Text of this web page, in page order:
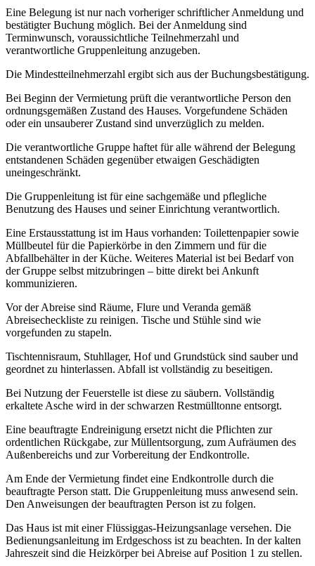
Eine Belegung ist nur nach vorheriger schriftlicher Anmeldung und
bestätigter Buchung möglich. Bei der Anmeldung sind
Terminwunsch, voraussichtliche Teilnehmerzahl und
verantwortliche Gruppenleitung anzugeben.
Die Mindestteilnehmerzahl ergibt sich aus der Buchungsbestätigung.
Bei Beginn der Vermietung prüft die verantwortliche Person den
ordnungsgemäßen Zustand des Hauses. Vorgefundene Schäden
oder ein unsauberer Zustand sind unverzüglich zu melden.
Die verantwortliche Gruppe haftet für alle während der Belegung
entstandenen Schäden gegenüber etwaigen Geschädigten
uneingeschränkt.
Die Gruppenleitung ist für eine sachgemäße und pflegliche
Benutzung des Hauses und seiner Einrichtung verantwortlich.
Eine Erstausstattung ist im Haus vorhanden: Toilettenpapier sowie
Müllbeutel für die Papierkörbe in den Zimmern und für die
Abfallbehälter in der Küche. Weiteres Material ist bei Bedarf von
der Gruppe selbst mitzubringen – bitte direkt bei Ankunft
kommunizieren.
Vor der Abreise sind Räume, Flure und Veranda gemäß
Abreisecheckliste zu reinigen. Tische und Stühle sind wie
vorgefunden zu stapeln.
Tischtennisraum, Stuhllager, Hof und Grundstück sind sauber und
geordnet zu hinterlassen. Abfall ist vollständig zu beseitigen.
Bei Nutzung der Feuerstelle ist diese zu säubern. Vollständig
erkaltete Asche wird in der schwarzen Restmülltonne entsorgt.
Eine beauftragte Endreinigung ersetzt nicht die Pflichten zur
ordentlichen Rückgabe, zur Müllentsorgung, zum Aufräumen des
Außenbereichs und zur Vorbereitung der Endkontrolle.
Am Ende der Vermietung findet eine Endkontrolle durch die
beauftragte Person statt. Die Gruppenleitung muss anwesend sein.
Den Anweisungen der beauftragten Person ist zu folgen.
Das Haus ist mit einer Flüssiggas-Heizungsanlage versehen. Die
Bedienungsanleitung im Erdgeschoss ist zu beachten. In der kalten
Jahreszeit sind die Heizkörper bei Abreise auf Position 1 zu stellen.